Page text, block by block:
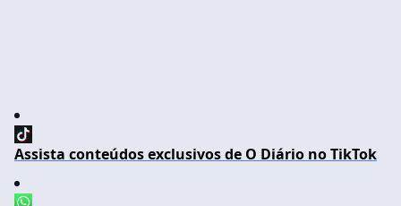
Assista conteúdos exclusivos de O Diário no TikTok